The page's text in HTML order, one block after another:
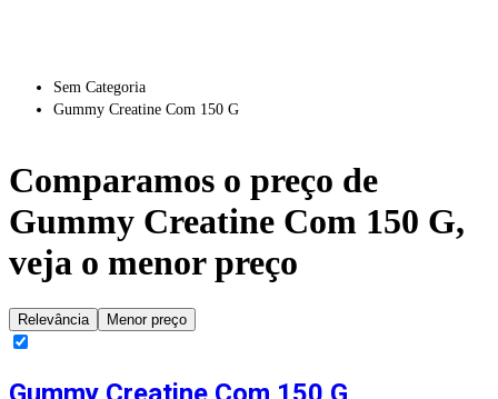
Sem Categoria
Gummy Creatine Com 150 G
Comparamos o preço de
Gummy Creatine Com 150 G,
veja o menor preço
Relevância Menor preço